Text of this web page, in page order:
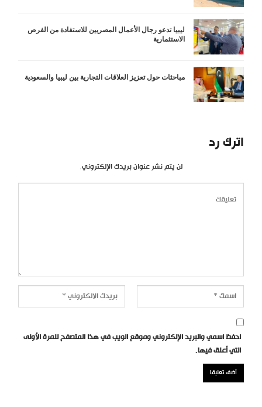
ليبيا تدعو رجال الأعمال المصريين للاستفادة من الفرص
الاستثمارية
مباحثات حول تعزيز العلاقات التجارية بين ليبيا والسعودية
اترك رد
لن يتم نشر عنوان بريدك الإلكتروني.
احفظ اسمي والبريد الإلكتروني وموقع الويب في هذا المتصفح للمرة الأولى
التي أعلق فيها.